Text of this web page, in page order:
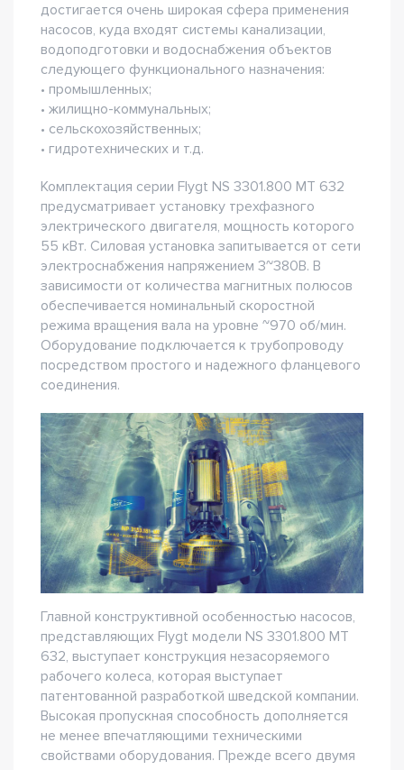
достигается очень широкая сфера применения
насосов, куда входят системы канализации,
водоподготовки и водоснабжения объектов
следующего функционального назначения:
• промышленных;
• жилищно-коммунальных;
• сельскохозяйственных;
• гидротехнических и т.д.
Комплектация серии Flygt NS 3301.800 MT 632
предусматривает установку трехфазного
электрического двигателя, мощность которого
55 кВт. Силовая установка запитывается от сети
электроснабжения напряжением 3~380В. В
зависимости от количества магнитных полюсов
обеспечивается номинальный скоростной
режима вращения вала на уровне ~970 об/мин.
Оборудование подключается к трубопроводу
посредством простого и надежного фланцевого
соединения.
Главной конструктивной особенностью насосов,
представляющих Flygt модели NS 3301.800 MT
632, выступает конструкция незасоряемого
рабочего колеса, которая выступает
патентованной разработкой шведской компании.
Высокая пропускная способность дополняется
не менее впечатляющими техническими
свойствами оборудования. Прежде всего двумя